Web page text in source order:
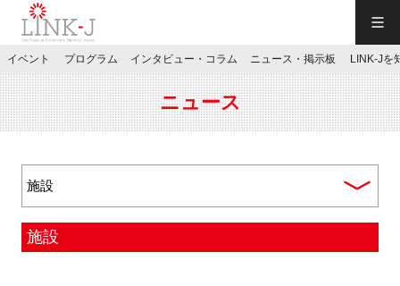
JP／EN
イベント プログラム インタビュー・コラム ニュース・掲示板 LINK-Jを
ニュース
施設